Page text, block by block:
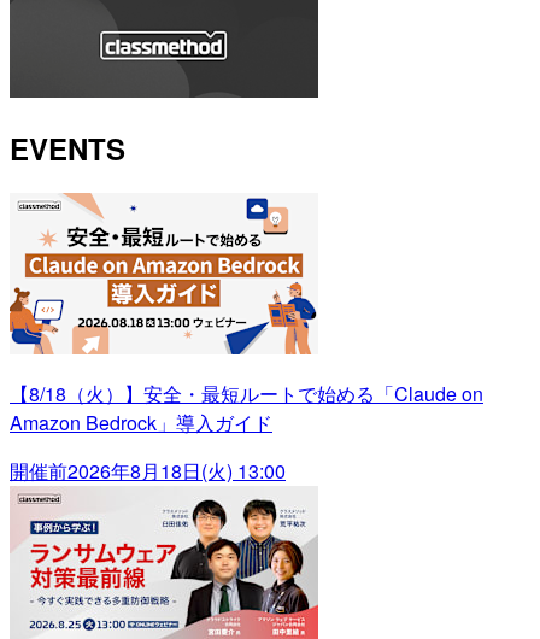
EVENTS
【8/18（火）】安全・最短ルートで始める「Claude on
Amazon Bedrock」導入ガイド
開催前2026年8月18日(火) 13:00